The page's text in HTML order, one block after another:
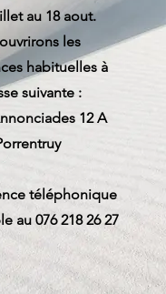
au 18 aout.
les
habituelles à
suivante :
12 A
téléphonique
au 076 218 26 27